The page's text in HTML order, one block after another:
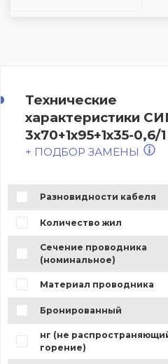
Технические
характеристики
3х70+1х95+1х35-0,6/1
+ ПОДБОР ЗАМЕНЫ
Разновидности кабеля
Количество жил
Сечение проводника
(номинальное)
Материал проводника
Бронированный
нг (не
горение)